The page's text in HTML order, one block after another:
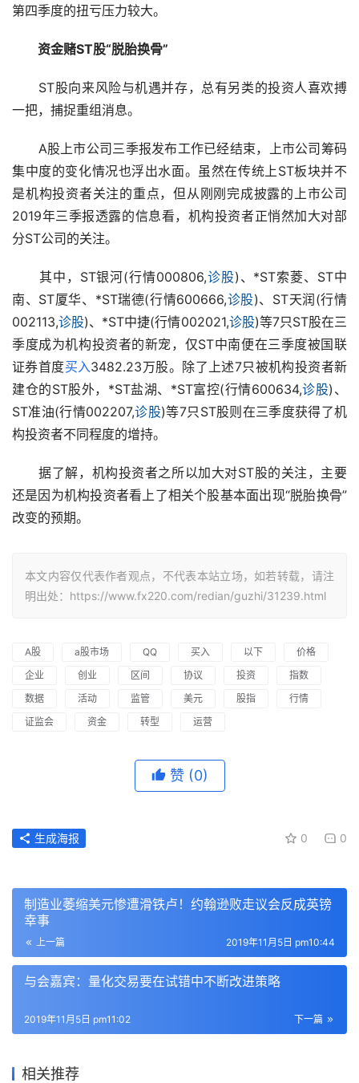
第四季度的扭亏压力较大。
资金赌ST股“脱胎换骨”
ST股向来风险与机遇并存，总有另类的投资人喜欢搏
一把，捕捉重组消息。
A股上市公司三季报发布工作已经结束，上市公司筹码
集中度的变化情况也浮出水面。虽然在传统上ST板块并不
是机构投资者关注的重点，但从刚刚完成披露的上市公司
2019年三季报透露的信息看，机构投资者正悄然加大对部
分ST公司的关注。
其中，ST银河(行情000806,诊股)、*ST索菱、ST中
南、ST厦华、*ST瑞德(行情600666,诊股)、ST天润(行情
002113,诊股)、*ST中捷(行情002021,诊股)等7只ST股在三
季度成为机构投资者的新宠，仅ST中南便在三季度被国联
证券首度买入3482.23万股。除了上述7只被机构投资者新
建仓的ST股外，*ST盐湖、*ST富控(行情600634,诊股)、
ST准油(行情002207,诊股)等7只ST股则在三季度获得了机
构投资者不同程度的增持。
据了解，机构投资者之所以加大对ST股的关注，主要
还是因为机构投资者看上了相关个股基本面出现“脱胎换骨”
改变的预期。
本文内容仅代表作者观点，不代表本站立场，如若转载，请注
明出处：https://www.fx220.com/redian/guzhi/31239.html
A股 a股市场 QQ 买入 以下
价格
企业
创业 区间 协议 投资
指数
数据
活动 监管 美元 股指
行情
证监会
资金 转型 运营
赞 (0)
0 0
生成海报
制造业萎缩美元惨遭滑铁卢！约翰逊败走议会反成英镑
幸事
上一篇 2019年11月5日 pm10:44
与会嘉宾：量化交易要在试错中不断改进策略
下一篇
2019年11月5日 pm11:02
相关推荐